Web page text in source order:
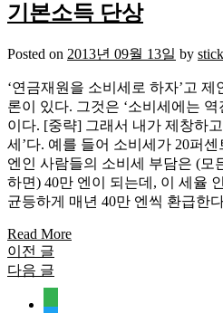
기본소득 단상
Posted on 2013년 09월 13일 by
‘연금재원을 소비세로 하자’고
론이 있다. 그것은 ‘소비세에는
이다. [중략] 그래서 내가 제창하
세’다. 예를 들어 소비세가 20퍼
엔인 사람들의 소비세 부담은 (모
하면) 40만 엔이 되는데, 이 세율
균등하게 매년 40만 엔씩 환급한
Read More
글
탐
이전 글
다음 글